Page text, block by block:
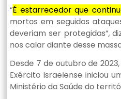
“É estarrecedor que
mortos em seguidos
deveriam ser protegidas”,
nos calar diante desse
Desde 7 de outubro de
Exército israelense iniciou
Ministério da Saúde do